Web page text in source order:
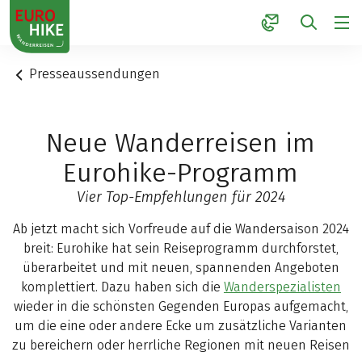
1
Presseaussendungen
Neue Wanderreisen im
Eurohike-Programm
Vier Top-Empfehlungen für 2024
Ab jetzt macht sich Vorfreude auf die Wandersaison 2024
breit: Eurohike hat sein Reiseprogramm durchforstet,
überarbeitet und mit neuen, spannenden Angeboten
komplettiert. Dazu haben sich die Wanderspezialisten
wieder in die schönsten Gegenden Europas aufgemacht,
um die eine oder andere Ecke um zusätzliche Varianten
zu bereichern oder herrliche Regionen mit neuen Reisen